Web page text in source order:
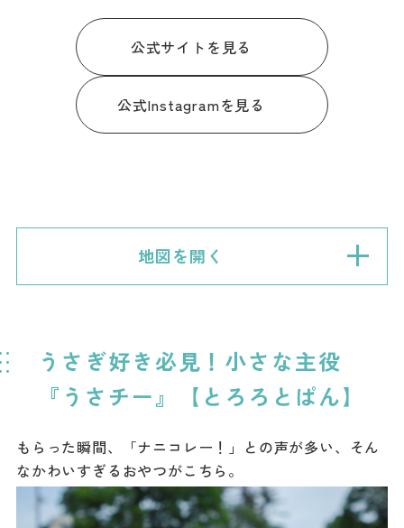
公式サイトを見る
公式Instagramを見る
地図を開く
うさぎ好き必見！小さな主役
『うさチー』【とろろとぱん】
もらった瞬間、「ナニコレー！」との声が多い、そん
なかわいすぎるおやつがこちら。